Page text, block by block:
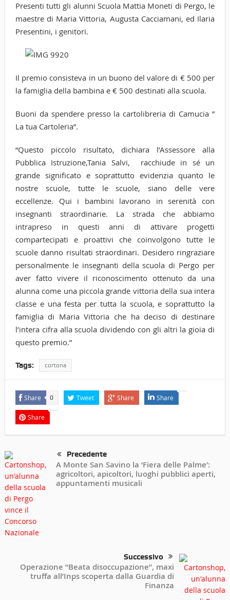
Presenti tutti gli alunni Scuola Mattia Moneti di Pergo, le
maestre di Maria Vittoria, Augusta Cacciamani, ed Ilaria
Presentini, i genitori.
Il premio consisteva in un buono del valore di € 500 per
la famiglia della bambina e € 500 destinati alla scuola.
Buoni da spendere presso la cartolibreria di Camucia ”
La tua Cartoleria”.
“Questo piccolo risultato, dichiara l’Assessore alla
Pubblica Istruzione,Tania Salvi, racchiude in sé un
grande significato e soprattutto evidenzia quanto le
nostre scuole, tutte le scuole, siano delle vere
eccellenze. Qui i bambini lavorano in serenità con
insegnanti straordinarie. La strada che abbiamo
intrapreso in questi anni di attivare progetti
compartecipati e proattivi che coinvolgono tutte le
scuole danno risultati straordinari. Desidero ringraziare
personalmente le insegnanti della scuola di Pergo per
aver fatto vivere il riconoscimento ottenuto da una
alunna come una piccola grande vittoria della sua intera
classe e una festa per tutta la scuola, e soprattutto la
famiglia di Maria Vittoria che ha deciso di destinare
l’intera cifra alla scuola dividendo con gli altri la gioia di
questo premio.”
Tags: cortona
Share 0 Tweet Share Share
Share
Precedente
A Monte San Savino la ‘Fiera delle Palme’:
agricoltori, apicoltori, luoghi pubblici aperti,
appuntamenti musicali
Successivo
Operazione “Beata disoccupazione”, maxi
truffa all’Inps scoperta dalla Guardia di
Finanza